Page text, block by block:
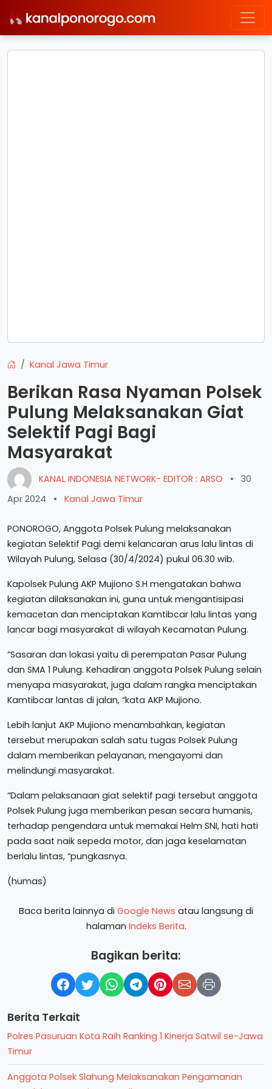
Kanal Jawa Timur
Berikan Rasa Nyaman Polsek
Pulung Melaksanakan Giat
Selektif Pagi Bagi
Masyarakat
KANAL INDONESIA NETWORK- EDITOR : ARSO •
30
Apr 2024
• Kanal Jawa Timur
PONOROGO, Anggota Polsek Pulung melaksanakan
kegiatan Selektif Pagi demi kelancaran arus lalu lintas di
Wilayah Pulung, Selasa (30/4/2024) pukul 06.30 wib.
Kapolsek Pulung AKP Mujiono S.H mengatakan bahwa
kegiatan dilaksanakan ini, guna untuk mengantisipasi
kemacetan dan menciptakan Kamtibcar lalu lintas yang
lancar bagi masyarakat di wilayah Kecamatan Pulung.
“Sasaran dan lokasi yaitu di perempatan Pasar Pulung
dan SMA 1 Pulung. Kehadiran anggota Polsek Pulung selain
menyapa masyarakat, juga dalam rangka menciptakan
Kamtibcar lantas di jalan, “kata AKP Mujiono.
Lebih lanjut AKP Mujiono menambahkan, kegiatan
tersebut merupakan salah satu tugas Polsek Pulung
dalam memberikan pelayanan, mengayomi dan
melindungi masyarakat.
“Dalam pelaksanaan giat selektif pagi tersebut anggota
Polsek Pulung juga memberikan pesan secara humanis,
terhadap pengendara untuk memakai Helm SNI, hati hati
pada saat naik sepeda motor, dan jaga keselamatan
berlalu lintas, “pungkasnya.
(humas)
Baca berita lainnya di Google News atau langsung di
halaman Indeks Berita.
Bagikan berita:
Berita Terkait
Polres Pasuruan Kota Raih Ranking 1 Kinerja Satwil se-Jawa
Timur
Anggota Polsek Slahung Melaksanakan Pengamanan